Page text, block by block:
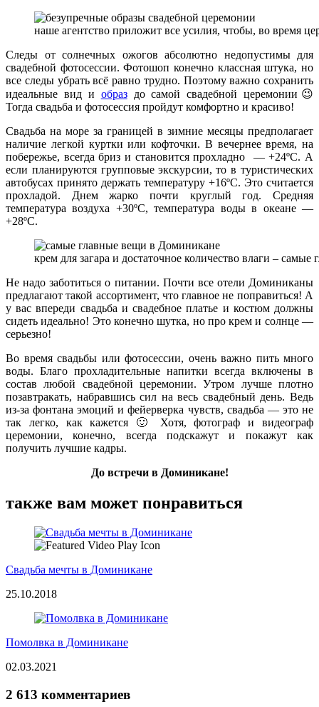
наше агентство приложит все усилия, чтобы, во время
Следы от солнечных ожогов абсолютно недопустимы для
свадебной фотосессии. Фотошоп конечно классная штука, но
все следы убрать всё равно трудно. Поэтому важно сохранить
идеальные вид и образдо самой свадебной церемонии😉
Тогда свадьба и фотосессия пройдут комфортно и красиво!
Свадьба на море за границей в зимние месяцы предполагает
наличие легкой куртки или кофточки. В вечернее время, на
побережье, всегда бриз и становится прохладно — +24ºС. А
если планируются групповые экскурсии, то в туристических
автобусах принято держать температуру +16ºС. Это считается
прохладой. Днем жарко почти круглый год. Средняя
температура воздуха +30ºС, температура воды в океане —
+28ºС.
крем для загара и достаточное количество влаги –
Не надо заботиться о питании. Почти все отели Доминиканы
предлагают такой ассортимент, что главное не поправиться! А
у вас впереди свадьба и свадебное платье и костюм должны
сидеть идеально! Это конечно шутка, но про крем и солнце —
серьезно!
Во время свадьбы или фотосессии, очень важно пить много
воды. Благо прохладительные напитки всегда включены в
состав любой свадебной церемонии. Утром лучше плотно
позавтракать, набравшись сил на весь свадебный день. Ведь
из-за фонтана эмоций и фейерверка чувств, свадьба — это не
так легко, как кажется 🙂 Хотя, фотограф и видеограф
церемонии, конечно, всегда подскажут и покажут как
получить лучшие кадры.
До встречи в Доминикане!
также вам может понравиться
Свадьба мечты в Доминикане
25.10.2018
Помолвка в Доминикане
02.03.2021
2 613 комментариев